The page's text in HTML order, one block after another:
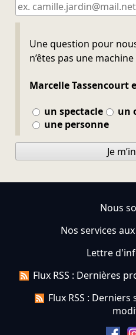
Une question pour
n’êtes pas une machine
Marcelle Tassencourt
un spectacle
un
une personne
Ne pas remplir
Je
Nous
Nos services
Lettre
Flux RSS : Dernières
Flux RSS :